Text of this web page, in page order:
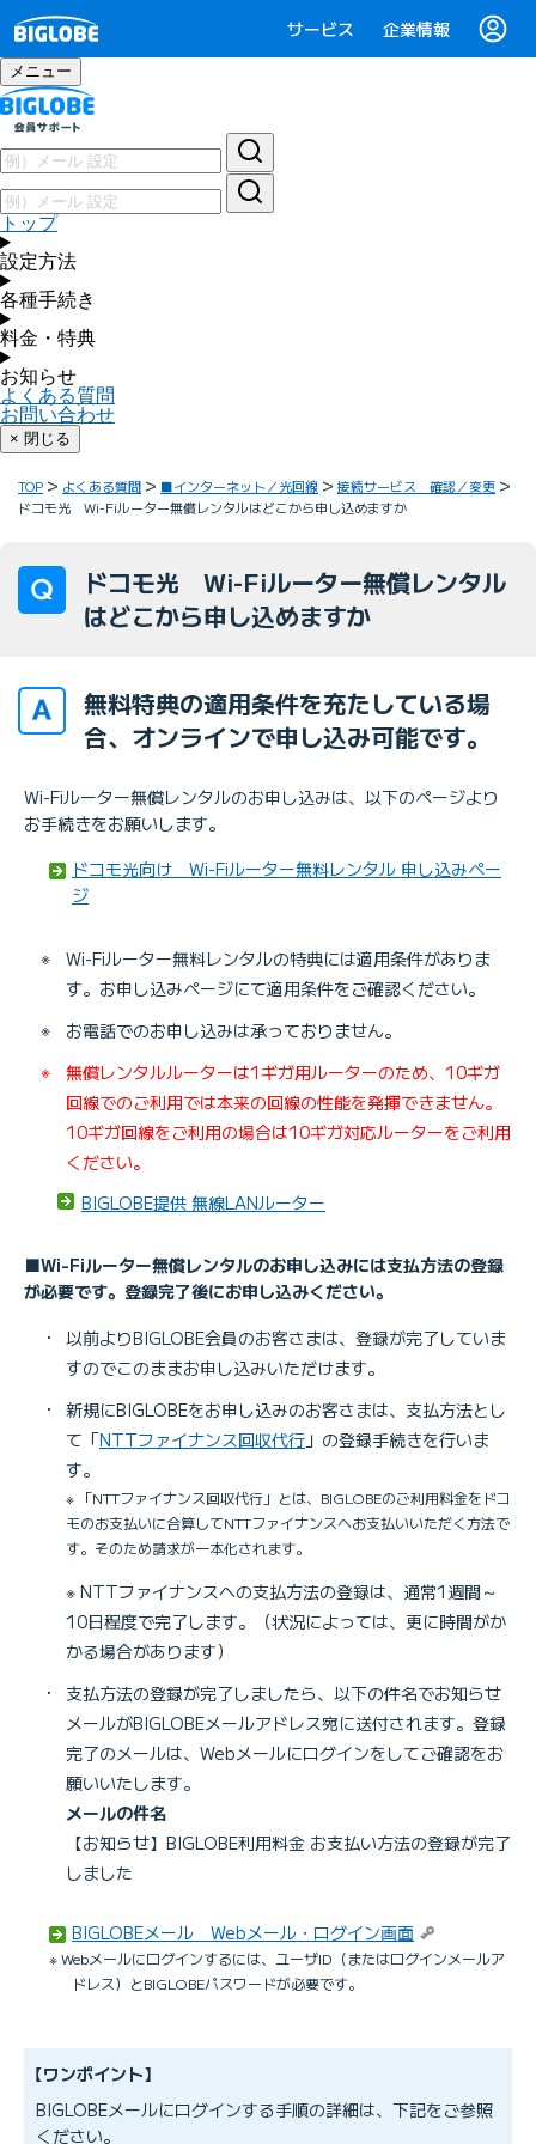
サービス 企業情報
メニュー
トップ
設定方法
各種手続き
料金・特典
お知らせ
よくある質問
お問い合わせ
× 閉じる
TOP よくある質問 ■インターネット／光回線
接続サービス 確認／変更
ドコモ光 Wi-Fiルーター無償レンタルはどこから申し込めますか
ドコモ光 Wi-Fiルーター無償レンタル
はどこから申し込めますか
無料特典の適用条件を充たしている場
合、オンラインで申し込み可能です。
Wi-Fiルーター無償レンタルのお申し込みは、以下のページより
お手続きをお願いします。
ドコモ光向け Wi-Fiルーター無料レンタル 申し込みペー
ジ
※
Wi-Fiルーター無料レンタルの特典には適用条件がありま
す。お申し込みページにて適用条件をご確認ください。
※
お電話でのお申し込みは承っておりません。
※
無償レンタルルーターは1ギガ用ルーターのため、10ギガ
回線でのご利用では本来の回線の性能を発揮できません。
10ギガ回線をご利用の場合は10ギガ対応ルーターをご利用
ください。
BIGLOBE提供 無線LANルーター
■Wi-Fiルーター無償レンタルのお申し込みには支払方法の登録
が必要です。登録完了後にお申し込みください。
・
以前よりBIGLOBE会員のお客さまは、登録が完了していま
すのでこのままお申し込みいただけます。
・
新規にBIGLOBEをお申し込みのお客さまは、支払方法とし
て「NTTファイナンス回収代行 」の登録手続きを行いま
す。
※ 「NTTファイナンス回収代行」とは、BIGLOBEのご利用料金をドコ
モのお支払いに合算してNTTファイナンスへお支払いいただく方法で
す。そのため請求が一本化されます。
※ NTTファイナンスへの支払方法の登録は、通常1週間～
10日程度で完了します。（状況によっては、更に時間がか
かる場合があります）
・
支払方法の登録が完了しましたら、以下の件名でお知らせ
メールがBIGLOBEメールアドレス宛に送付されます。登録
完了のメールは、Webメールにログインをしてご確認をお
願いいたします。
メールの件名
【お知らせ】BIGLOBE利用料金 お支払い方法の登録が完了
しました
BIGLOBEメール Webメール・ログイン画面
※ Webメールにログインするには、ユーザID（またはログインメールア
ドレス）とBIGLOBEパスワードが必要です。
【ワンポイント】
BIGLOBEメールにログインする手順の詳細は、下記をご参照
ください。